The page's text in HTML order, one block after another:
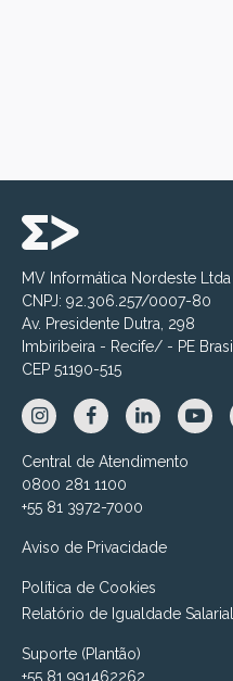
MV Informática Nordeste Ltda
CNPJ: 92.306.257/0007-80
Av. Presidente Dutra, 298
Imbiribeira - Recife/ - PE Brasil
CEP 51190-515
Central de Atendimento
0800 281 1100
+55 81 3972-7000
Aviso de Privacidade
Política de Cookies
Relatório de Igualdade Salarial
Suporte (Plantão)
+55 81 991462262